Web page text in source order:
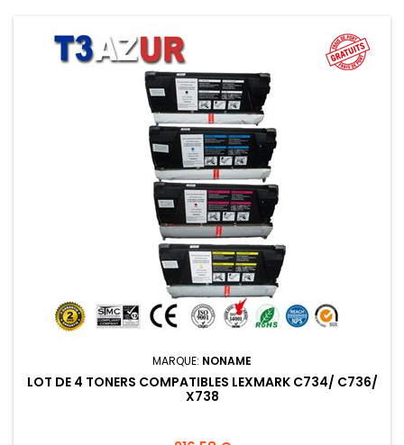
MARQUE: NONAME
LOT DE 4 TONERS COMPATIBLES LEXMARK C734/ C736/
X738